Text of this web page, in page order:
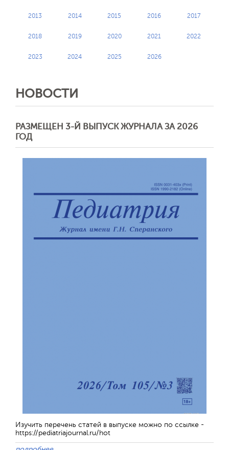
2013 2014 2015 2016 2017
2018 2019 2020 2021 2022
2023 2024 2025 2026
НОВОСТИ
РАЗМЕЩЕН 3-Й ВЫПУСК ЖУРНАЛА ЗА 2026
ГОД
Изучить перечень статей в выпуске можно по ссылке -
https://pediatriajournal.ru/hot